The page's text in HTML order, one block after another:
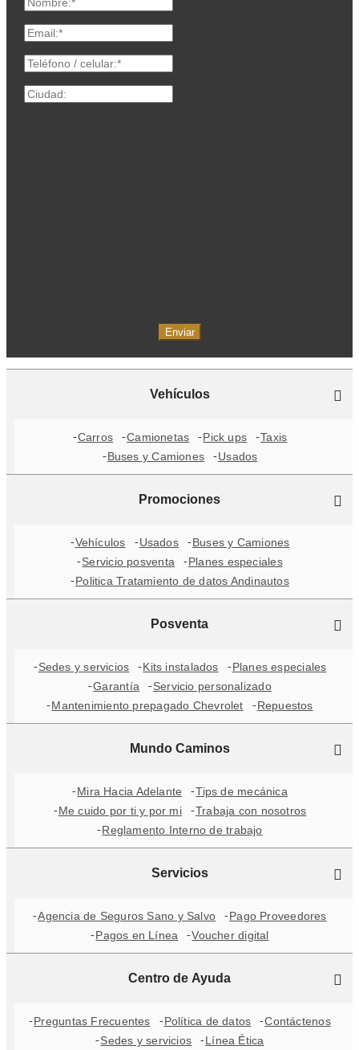
Enviar
Vehículos
Carros Camionetas Pick ups
Taxis
Buses y Camiones
Usados
Promociones
Vehículos Usados
Buses y Camiones
Servicio posventa
Planes especiales
Politica Tratamiento de datos Andinautos
Posventa
Sedes y servicios Kits instalados
Planes especiales
Garantía
Servicio personalizado
Mantenimiento prepagado Chevrolet
Repuestos
Mundo Caminos
Mira Hacia Adelante
Tips de mecánica
Me cuido por ti y por mi
Trabaja con nosotros
Reglamento Interno de trabajo
Servicios
Agencia de Seguros Sano y Salvo
Pago Proveedores
Pagos en Línea
Voucher digital
Centro de Ayuda
Preguntas Frecuentes Política de datos
Contáctenos
Sedes y servicios
Línea Ética